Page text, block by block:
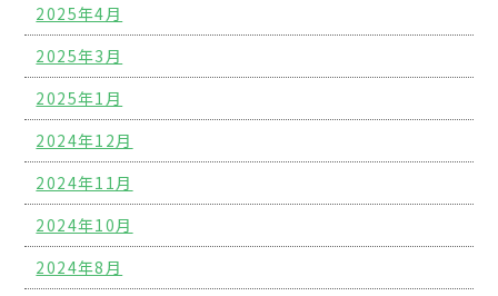
2025年4月
2025年3月
2025年1月
2024年12月
2024年11月
2024年10月
2024年8月